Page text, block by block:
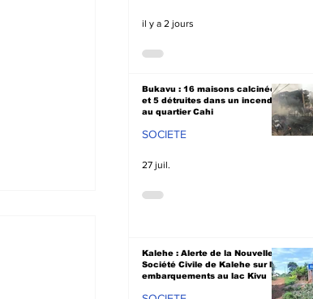
il y a 2 jours
Bukavu : 16 maisons calcinées
et 5 détruites dans un incendie
au quartier Cahi
SOCIETE
27 juil.
Kalehe : Alerte de la Nouvelle
Société Civile de Kalehe sur les
embarquements au lac Kivu